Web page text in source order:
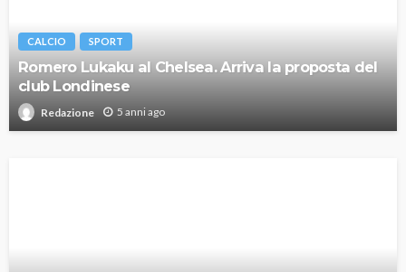
CALCIO SPORT
Romero Lukaku al Chelsea. Arriva la proposta del
club Londinese
Redazione 5 anni ago